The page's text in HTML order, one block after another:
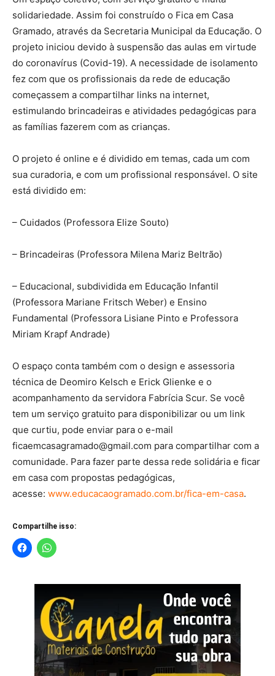
solidariedade. Assim foi construído o Fica em Casa
Gramado, através da Secretaria Municipal da Educação. O
projeto iniciou devido à suspensão das aulas em virtude
do coronavírus (Covid-19). A necessidade de isolamento
fez com que os profissionais da rede de educação
começassem a compartilhar links na internet,
estimulando brincadeiras e atividades pedagógicas para
as famílias fazerem com as crianças.
O projeto é online e é dividido em temas, cada um com
sua curadoria, e com um profissional responsável. O site
está dividido em:
– Cuidados (Professora Elize Souto)
– Brincadeiras (Professora Milena Mariz Beltrão)
– Educacional, subdividida em Educação Infantil
(Professora Mariane Fritsch Weber) e Ensino
Fundamental (Professora Lisiane Pinto e Professora
Miriam Krapf Andrade)
O espaço conta também com o design e assessoria
técnica de Deomiro Kelsch e Erick Glienke e o
acompanhamento da servidora Fabrícia Scur. Se você
tem um serviço gratuito para disponibilizar ou um link
que curtiu, pode enviar para o e-mail
ficaemcasagramado@gmail.com para compartilhar com a
comunidade. Para fazer parte dessa rede solidária e ficar
em casa com propostas pedagógicas,
acesse: www.educacaogramado.com.br/fica-em-casa.
Compartilhe isso: